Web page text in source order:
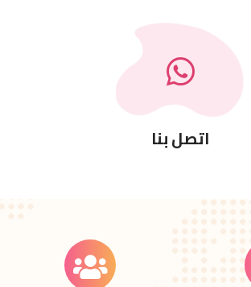
اتصل بنا